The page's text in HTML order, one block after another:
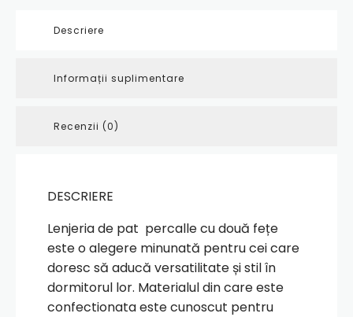
Descriere
Informații suplimentare
Recenzii (0)
DESCRIERE
Lenjeria de pat percalle cu două fețe
este o alegere minunată pentru cei care
doresc să aducă versatilitate și stil în
dormitorul lor. Materialul din care este
confectionata este cunoscut pentru